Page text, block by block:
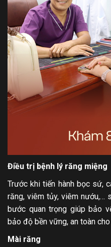
Điều trị bệnh lý răng miệng
Trước khi tiến hành bọc sứ,
răng, viêm tủy, viêm nướu,…
bước quan trọng giúp bảo
bảo độ bền vững, an toàn
Mài răng